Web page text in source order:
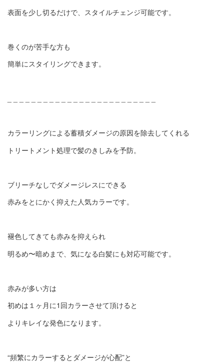
表面を少し切るだけで、スタイルチェンジ可能です。
巻くのが苦手な方も
簡単にスタイリングできます。
カラーリングによる蓄積ダメージの原因を除去してくれる
トリートメント処理で髪のきしみを予防。
ブリーチなしでダメージレスにできる
赤みをとにかく抑えた人気カラーです。
褪色してきても赤みを抑えられ
明るめ〜暗めまで、気になる白髪にも対応可能です。
赤みが多い方は
初めは１ヶ月に1回カラーさせて頂けると
よりキレイな発色になります。
“頻繁にカラーするとダメージが心配”と